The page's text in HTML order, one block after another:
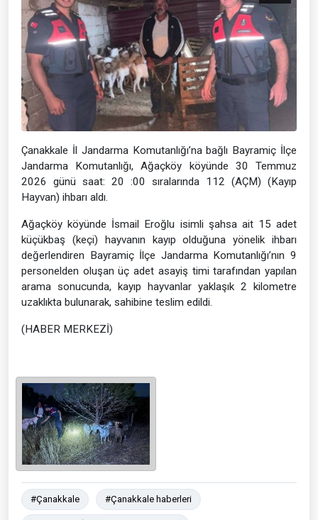
Çanakkale İl Jandarma Komutanlığı’na bağlı Bayramiç İlçe
Jandarma Komutanlığı, Ağaçköy köyünde 30 Temmuz
2026 günü saat: 20 :00 sıralarında 112 (AÇM) (Kayıp
Hayvan) ihbarı aldı.
Ağaçköy köyünde İsmail Eroğlu isimli şahsa ait 15 adet
küçükbaş (keçi) hayvanın kayıp olduğuna yönelik ihbarı
değerlendiren Bayramiç İlçe Jandarma Komutanlığı’nın 9
personelden oluşan üç adet asayiş timi tarafından yapılan
arama sonucunda, kayıp hayvanlar yaklaşık 2 kilometre
uzaklıkta bulunarak, sahibine teslim edildi.
(HABER MERKEZİ)
#Çanakkale #Çanakkale haberleri